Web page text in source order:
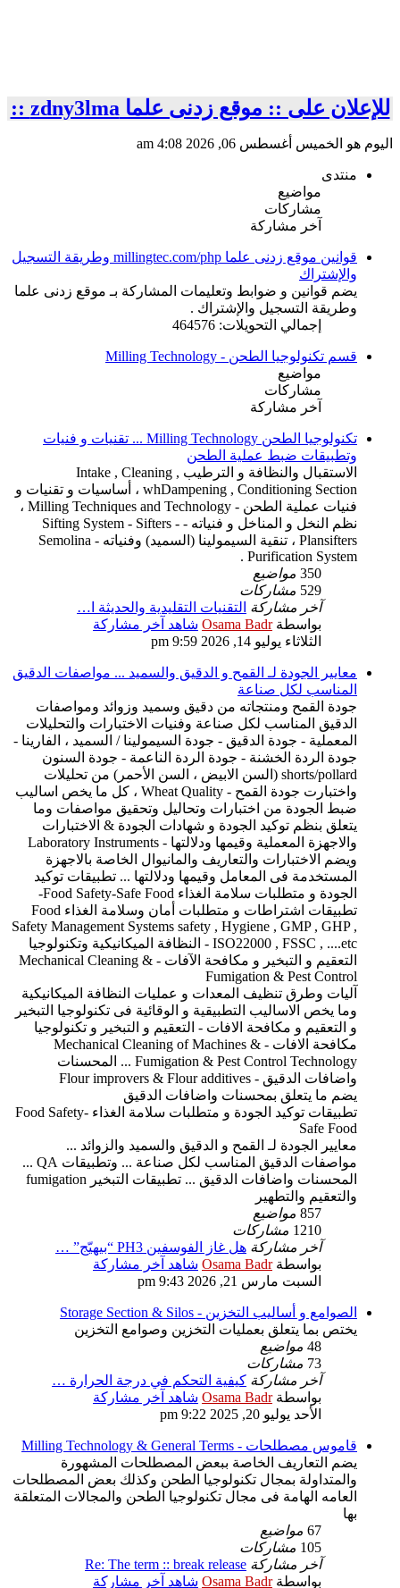
للإعلان على :: موقع زدنى علما zdny3lma ::
اليوم هو الخميس أغسطس 06, 2026 4:08 am
منتدى
مواضيع
مشاركات
آخر مشاركة
قوانين موقع زدنى علما millingtec.com/php وطريقة التسجيل
والإشتراك
يضم قوانين و ضوابط وتعليمات المشاركة بـ موقع زدنى علما
وطريقة التسجيل والإشتراك .
إجمالي التحويلات: 464576
قسم تكنولوجيا الطحن - Milling Technology
مواضيع
مشاركات
آخر مشاركة
تكنولوجيا الطحن Milling Technology ... تقنيات و فنيات
وتطبيقات ضبط عملية الطحن
الاستقبال والنظافة و الترطيب Intake , Cleaning ,
whDampening , Conditioning Section ، أساسيات و تقنيات و
فنيات عملية الطحن - Milling Techniques and Technology ،
نظم النخل و المناخل و فنياته - Sifting System - Sifters -
Plansifters ، تنقية السيمولينا (السميد) وفنياته - Semolina
Purification System .
350 مواضيع
529 مشاركات
آخر مشاركة التقنيات التقليدية والحديثة ا…
بواسطةOsama Badr شاهد آخر مشاركة
الثلاثاء يوليو 14, 2026 9:59 pm
معايير الجودة لـ القمح و الدقيق والسميد ... مواصفات الدقيق
المناسب لكل صناعة
جودة القمح ومنتجاته من دقيق وسميد وزوائد ومواصفات
الدقيق المناسب لكل صناعة وفنيات الاختبارات والتحليلات
المعملية - جودة الدقيق - جودة السيمولينا / السميد ، الفارينا -
جودة الردة الخشنة - جودة الردة الناعمة - جودة السنون
shorts/pollard (السن الابيض ، السن الأحمر) من تحليلات
واختبارت جودة القمح - Wheat Quality ، كل ما يخص اساليب
ضبط الجودة من اختبارات وتحاليل وتحقيق مواصفات وما
يتعلق بنظم توكيد الجودة و شهادات الجودة & الاختبارات
والاجهزة المعملية وقيمها ودلالتها - Laboratory Instruments
ويضم الاختبارات والتعاريف والمانيوال الخاصة بالاجهزة
المستخدمة فى المعامل وقيمها ودلالتها ... تطبيقات توكيد
الجودة و متطلبات سلامة الغذاء Food Safety-Safe Food-
تطبيقات اشتراطات و متطلبات أمان وسلامة الغذاء Food
Safety Management Systems safety , Hygiene , GMP , GHP ,
ISO22000 , FSSC , ....etc - النظافة الميكانيكية وتكنولوجيا
التعقيم و التبخير و مكافحة الآفات - Mechanical Cleaning &
Fumigation & Pest Control
آليات وطرق تنظيف المعدات و عمليات النظافة الميكانيكية
وما يخص الاساليب التطبيقية و الوقائية فى تكنولوجيا التبخير
و التعقيم و مكافحة الافات - التعقيم و التبخير و تكنولوجيا
مكافحة الافات - Mechanical Cleaning of Machines &
Fumigation & Pest Control Technology ... المحسنات
واضافات الدقيق - Flour improvers & Flour additives
يضم ما يتعلق بمحسنات واضافات الدقيق
تطبيقات توكيد الجودة و متطلبات سلامة الغذاء Food Safety-
Safe Food
معايير الجودة لـ القمح و الدقيق والسميد والزوائد ...
مواصفات الدقيق المناسب لكل صناعة ... وتطبيقات QA ...
المحسنات واضافات الدقيق ... تطبيقات التبخير fumigation
والتعقيم والتطهير
857 مواضيع
1210 مشاركات
آخر مشاركة هل غاز الفوسفين PH3 “بيهيّج” …
بواسطةOsama Badr شاهد آخر مشاركة
السبت مارس 21, 2026 9:43 pm
الصوامع و أساليب التخزين - Storage Section & Silos
يختص بما يتعلق بعمليات التخزين وصوامع التخزين
48 مواضيع
73 مشاركات
آخر مشاركة كيفية التحكم في درجة الحرارة …
بواسطةOsama Badr شاهد آخر مشاركة
الأحد يوليو 20, 2025 9:22 pm
قاموس مصطلحات - Milling Technology & General Terms
يضم التعاريف الخاصة ببعض المصطلحات المشهورة
والمتداولة بمجال تكنولوجيا الطحن وكذلك بعض المصطلحات
العامه الهامة فى مجال تكنولوجيا الطحن والمجالات المتعلقة
بها
67 مواضيع
105 مشاركات
آخر مشاركة Re: The term :: break release
بواسطةOsama Badr شاهد آخر مشاركة